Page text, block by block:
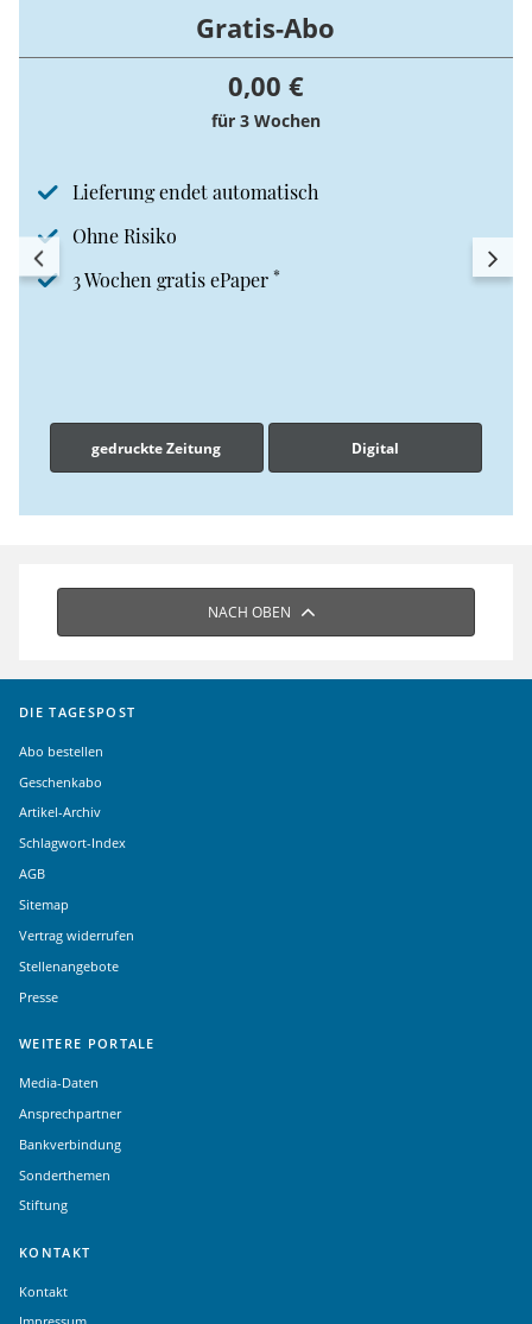
Gratis-Abo
0,00 €
für 3 Wochen
Lieferung endet automatisch
Ohne Risiko
3 Wochen gratis ePaper *
gedruckte Zeitung Digital
NACH OBEN
DIE TAGESPOST
Abo bestellen
Geschenkabo
Artikel-Archiv
Schlagwort-Index
AGB
Sitemap
Vertrag widerrufen
Stellenangebote
Presse
WEITERE PORTALE
Media-Daten
Ansprechpartner
Bankverbindung
Sonderthemen
Stiftung
KONTAKT
Kontakt